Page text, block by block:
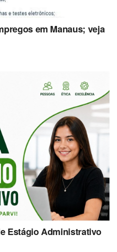
em Manaus; veja
Estágio Administrativo